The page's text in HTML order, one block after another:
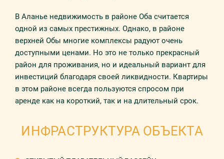
В Аланье недвижимость в районе Оба считается
одной из самых престижных. Однако, в районе
верхней Обы многие комплексы радуют очень
доступными ценами. Но это не только прекрасный
район для проживания, но и идеальный вариант для
инвестиций благодаря своей ликвидности. Квартиры
в этом районе всегда пользуются спросом при
аренде как на короткий, так и на длительный срок.
ИНФРАСТРУКТУРА ОБЪЕКТА